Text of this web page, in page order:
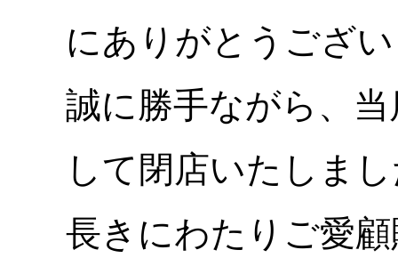
にありがとうござ
誠に勝手ながら、
して閉店いたしま
長きにわたりご愛